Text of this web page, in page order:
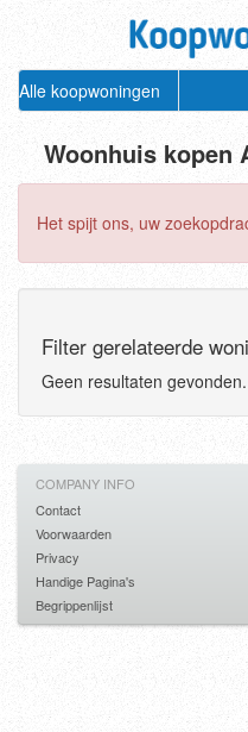
Alle koopwoningen
Woonhuis kopen
Het spijt ons, uw
Filter gerelateerde
Geen resultaten gevonden.
COMPANY INFO
Contact
Voorwaarden
Privacy
Handige Pagina's
Begrippenlijst